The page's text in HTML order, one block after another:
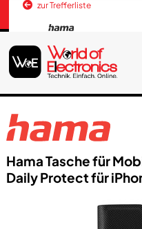
Versandkosten
zur Trefferliste
Hama Tasche für
Daily Protect für